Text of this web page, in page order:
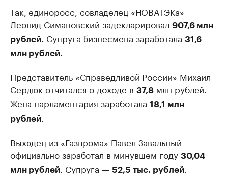
Так, единоросс, совладелец «НОВАТЭКа»
Леонид Симановский задекларировал 907,6 млн
рублей. Супруга бизнесмена заработала 31,6
млн рублей.
Представитель «Справедливой России» Михаил
Сердюк отчитался о доходе в 37,8 млн рублей.
Жена парламентария заработала 18,1 млн
рублей.
Выходец из «Газпрома» Павел Завальный
официально заработал в минувшем году 30,04
млн рублей. Супруга — 52,5 тыс. рублей.